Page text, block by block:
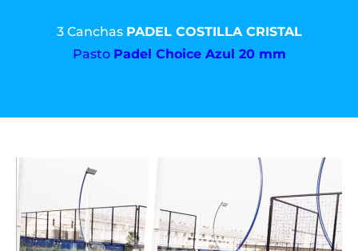
3 Canchas PADEL COSTILLA CRISTAL
Pasto Padel Choice Azul 20 mm